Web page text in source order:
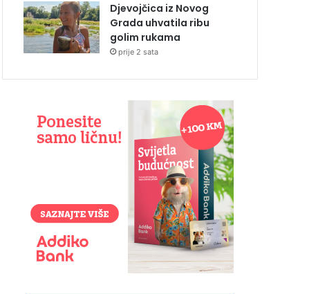
Djevojčica iz Novog
Grada uhvatila ribu
golim rukama
prije 2 sata